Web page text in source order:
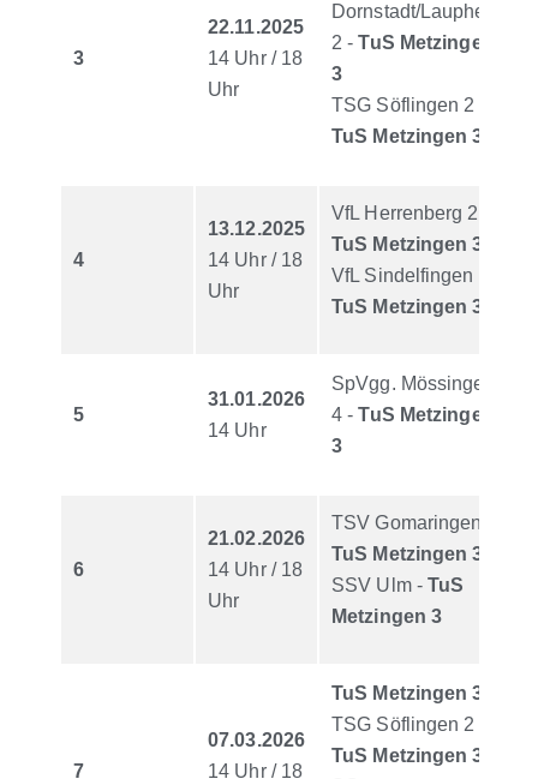
3
22.11.2025
14 Uhr / 18
Uhr
Dornstadt/Laupheim
2 -TuS Metzingen
3
TSG Söflingen 2 -
TuS Metzingen 3
4
13.12.2025
14 Uhr / 18
Uhr
VfL Herrenberg 2 -
TuS Metzingen 3
VfL Sindelfingen -
TuS Metzingen 3
5
31.01.2026
14 Uhr
SpVgg. Mössingen
4 -TuS Metzingen
3
6
21.02.2026
14 Uhr / 18
Uhr
TSV Gomaringen -
TuS Metzingen 3
SSV Ulm - TuS
Metzingen 3
7
07.03.2026
14 Uhr / 18
TuS Metzingen 3
TSG Söflingen 2
TuS Metzingen 3